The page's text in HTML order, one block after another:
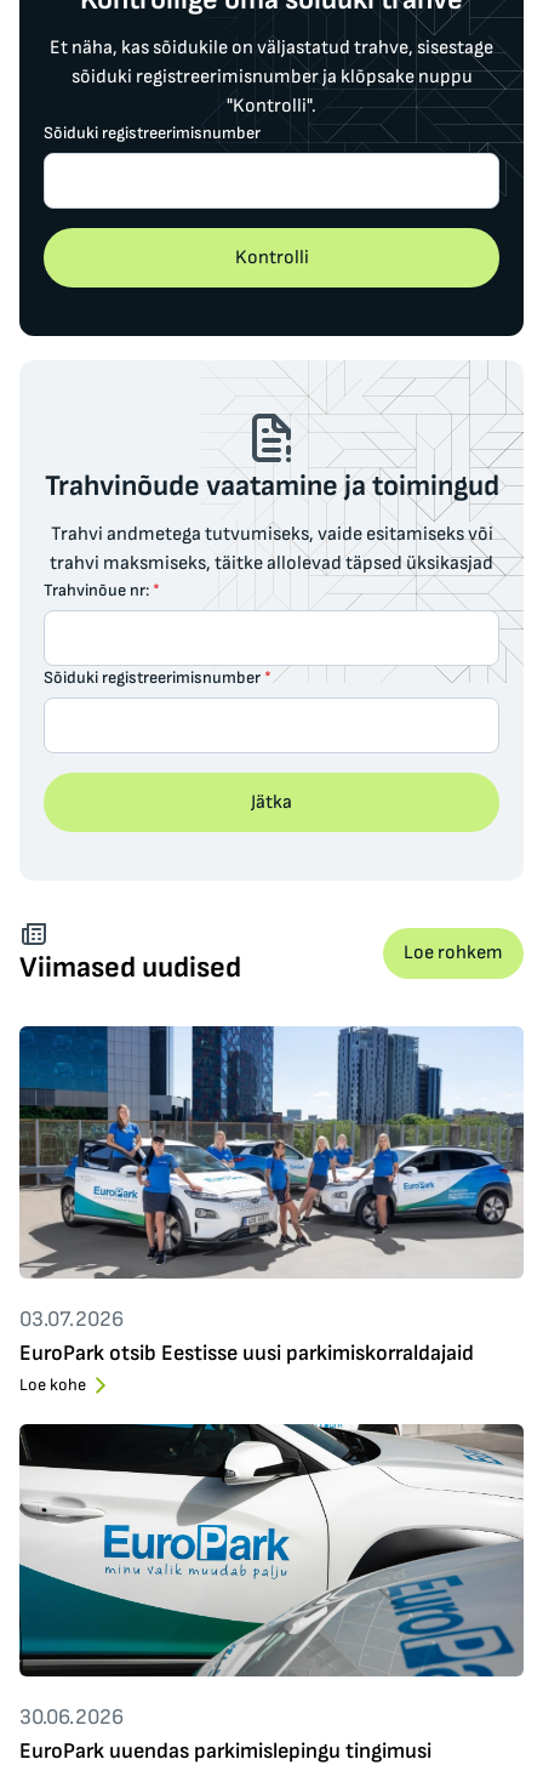
Et näha, kas sõidukile on väljastatud trahve, sisestage
sõiduki registreerimisnumber ja klõpsake nuppu
"Kontrolli".
Sõiduki registreerimisnumber
Kontrolli
Trahvinõude vaatamine ja toimingud
Trahvi andmetega tutvumiseks, vaide esitamiseks või
trahvi maksmiseks, täitke allolevad täpsed üksikasjad
Trahvinõue nr: *
Sõiduki registreerimisnumber *
Jätka
Viimased uudised Loe rohkem
03.07.2026
EuroPark otsib Eestisse uusi parkimiskorraldajaid
Loe kohe
30.06.2026
EuroPark uuendas parkimislepingu tingimusi